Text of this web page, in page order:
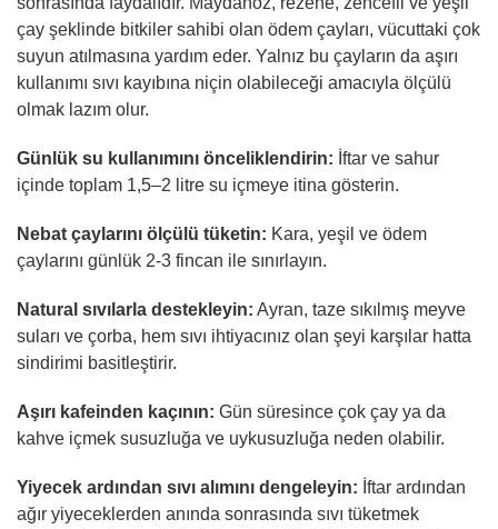
çay şeklinde bitkiler sahibi olan ödem çayları, vücuttaki çok
suyun atılmasına yardım eder. Yalnız bu çayların da aşırı
kullanımı sıvı kayıbına niçin olabileceği amacıyla ölçülü
olmak lazım olur.
Günlük su kullanımını önceliklendirin: İftar ve sahur
içinde toplam 1,5–2 litre su içmeye itina gösterin.
Nebat çaylarını ölçülü tüketin: Kara, yeşil ve ödem
çaylarını günlük 2-3 fincan ile sınırlayın.
Natural sıvılarla destekleyin: Ayran, taze sıkılmış meyve
suları ve çorba, hem sıvı ihtiyacınız olan şeyi karşılar hatta
sindirimi basitleştirir.
Aşırı kafeinden kaçının: Gün süresince çok çay ya da
kahve içmek susuzluğa ve uykusuzluğa neden olabilir.
Yiyecek ardından sıvı alımını dengeleyin: İftar ardından
ağır yiyeceklerden anında sonrasında sıvı tüketmek